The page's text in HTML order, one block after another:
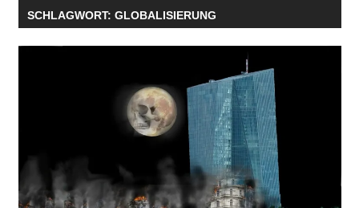
SCHLAGWORT: GLOBALISIERUNG